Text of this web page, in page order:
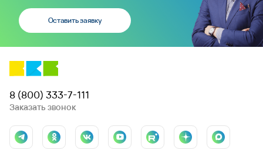
Оставить заявку
8 (800) 333-7-111
Заказать звонок